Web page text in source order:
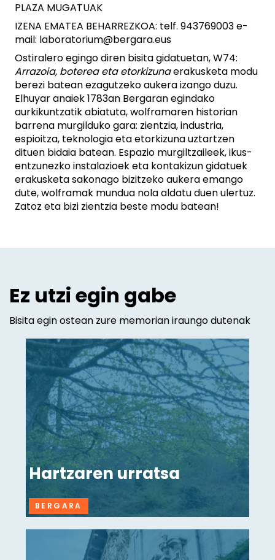
PLAZA MUGATUAK
IZENA EMATEA BEHARREZKOA: telf. 943769003 e-
mail: laboratorium@bergara.eus
Ostiralero egingo diren bisita gidatuetan, W74:
Arrazoia, boterea eta etorkizunaerakusketa modu
berezi batean ezagutzeko aukera izango duzu.
Elhuyar anaiek 1783an Bergaran egindako
aurkikuntzatik abiatuta, wolframaren historian
barrena murgilduko gara: zientzia, industria,
espioitza, teknologia eta etorkizuna uztartzen
dituen bidaia batean. Espazio murgiltzaileek, ikus-
entzunezko instalazioek eta kontakizun gidatuek
erakusketa sakonago bizitzeko aukera emango
dute, wolframak mundua nola aldatu duen ulertuz.
Zatoz eta bizi zientzia beste modu batean!
Ez utzi egin gabe
Bisita egin ostean zure memorian iraungo dutenak
Hartzaren urratsa
BERGARA